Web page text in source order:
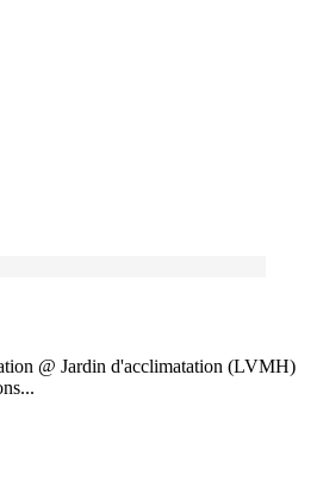
@ Jardin d'acclimatation (LVMH)